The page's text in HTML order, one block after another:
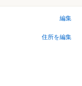
編集
住所を編集